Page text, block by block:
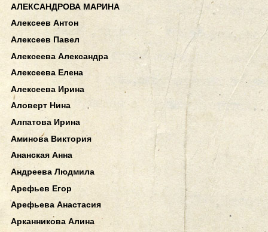
АЛЕКСАНДРОВА МАРИНА
Алексеев Антон
Алексеев Павел
Алексеева Александра
Алексеева Елена
Алексеева Ирина
Аловерт Нина
Алпатова Ирина
Аминова Виктория
Ананская Анна
Андреева Людмила
Арефьев Егор
Арефьева Анастасия
Арканникова Алина